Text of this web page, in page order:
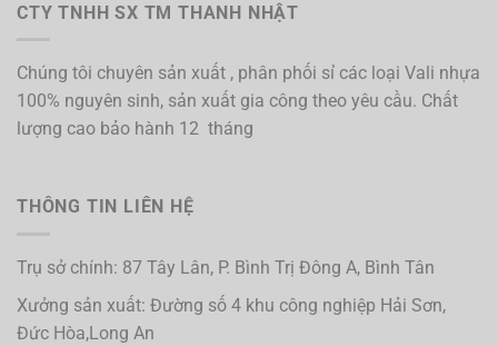
CTY TNHH SX TM THANH NHẬT
Chúng tôi chuyên sản xuất , phân phối sỉ các loại Vali nhựa
100% nguyên sinh, sản xuất gia công theo yêu cầu. Chất
lượng cao bảo hành 12 tháng
THÔNG TIN LIÊN HỆ
Trụ sở chính: 87 Tây Lân, P. Bình Trị Đông A, Bình Tân
Xưởng sản xuất: Đường số 4 khu công nghiệp Hải Sơn,
Đức Hòa,Long An